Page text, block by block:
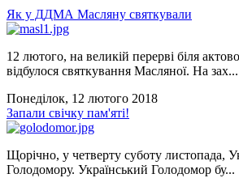
Як у ДДМА Масляну святкували
12 лютого, на великій перерві біля
відбулося святкування Масляної. На зах...
Понеділок, 12 лютого 2018
Запали свічку пам'яті!
Щорічно, у четверту суботу листопада,
Голодомору. Український Голодомор бу...